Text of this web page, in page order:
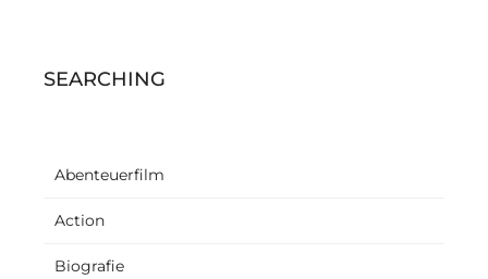
SEARCHING
Abenteuerfilm
Action
Biografie